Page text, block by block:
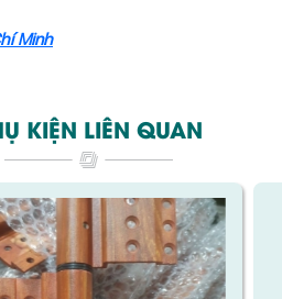
Minh
KIỆN LIÊN QUAN